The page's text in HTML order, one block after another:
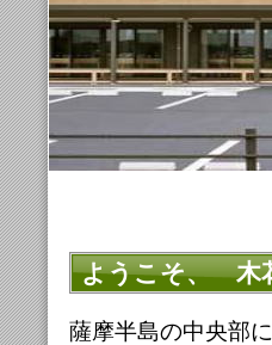
ようこそ、 木
薩摩半島の中央部